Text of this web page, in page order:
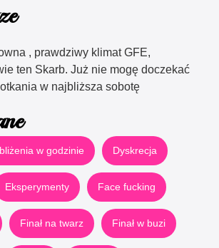
, prawdziwy klimat GFE,
ten Skarb. Już nie mogę doczekać
w najbliższa sobotę
w godzinie Dyskrecja
Eksperymenty Face fucking
Finał na twarz Finał w buzi